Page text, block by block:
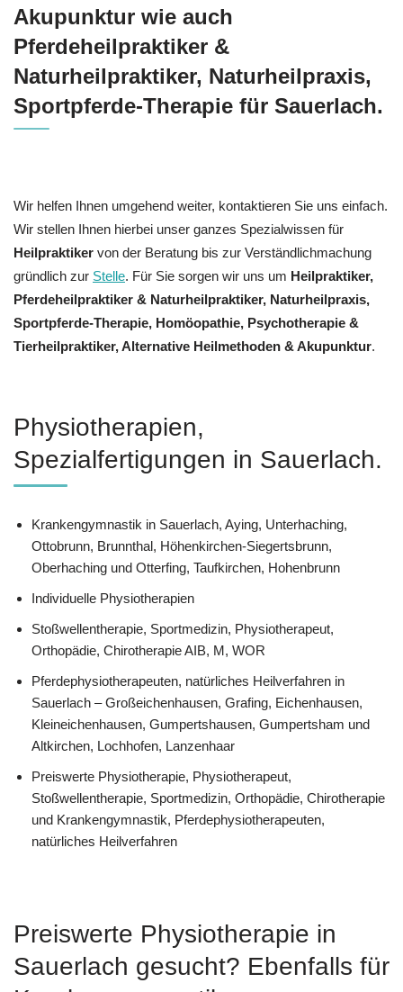
Akupunktur wie auch
Pferdeheilpraktiker &
Naturheilpraktiker, Naturheilpraxis,
Sportpferde-Therapie für Sauerlach.
Wir helfen Ihnen umgehend weiter, kontaktieren Sie uns einfach.
Wir stellen Ihnen hierbei unser ganzes Spezialwissen für
Heilpraktiker von der Beratung bis zur Verständlichmachung
gründlich zur Stelle. Für Sie sorgen wir uns um Heilpraktiker,
Pferdeheilpraktiker & Naturheilpraktiker, Naturheilpraxis,
Sportpferde-Therapie, ‎Homöopathie, ‎Psychotherapie &
‎Tierheilpraktiker, Alternative Heilmethoden & Akupunktur.
Physiotherapien,
Spezialfertigungen in Sauerlach.
Krankengymnastik in Sauerlach, Aying, Unterhaching,
Ottobrunn, Brunnthal, Höhenkirchen-Siegertsbrunn,
Oberhaching und Otterfing, Taufkirchen, Hohenbrunn
Individuelle Physiotherapien
Stoßwellentherapie, Sportmedizin, Physiotherapeut,
Orthopädie, Chirotherapie AIB, M, WOR
Pferdephysiotherapeuten, natürliches Heilverfahren in
Sauerlach – Großeichenhausen, Grafing, Eichenhausen,
Kleineichenhausen, Gumpertshausen, Gumpertsham und
Altkirchen, Lochhofen, Lanzenhaar
Preiswerte Physiotherapie, Physiotherapeut,
Stoßwellentherapie, Sportmedizin, Orthopädie, Chirotherapie
und Krankengymnastik, Pferdephysiotherapeuten,
natürliches Heilverfahren
Preiswerte Physiotherapie in
Sauerlach gesucht? Ebenfalls für